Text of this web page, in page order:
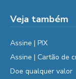
Veja também
Assine | PIX
Assine | Cartão de
Doe qualquer valor